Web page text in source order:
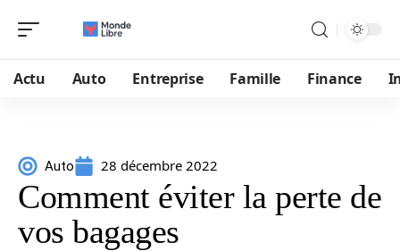
Actu Auto Entreprise Famille Finance
Auto 28 décembre 2022
Comment éviter la perte de
vos bagages